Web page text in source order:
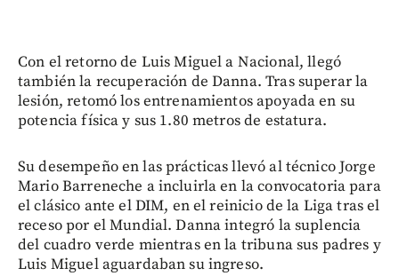
Con el retorno de Luis Miguel a Nacional, llegó
también la recuperación de Danna. Tras superar la
lesión, retomó los entrenamientos apoyada en su
potencia física y sus 1.80 metros de estatura.
Su desempeño en las prácticas llevó al técnico Jorge
Mario Barreneche a incluirla en la convocatoria para
el clásico ante el DIM, en el reinicio de la Liga tras el
receso por el Mundial. Danna integró la suplencia
del cuadro verde mientras en la tribuna sus padres y
Luis Miguel aguardaban su ingreso.